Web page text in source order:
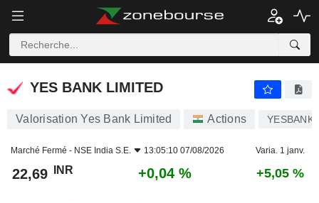
YES BANK LIMITED
YES BANK LIMITED
Valorisation Yes Bank Limited Actions YESBANK
Marché Fermé - NSE India S.E. 13:05:10 07/08/2026 Varia. 1 janv.
22,69 INR +0,04 % +5,05 %